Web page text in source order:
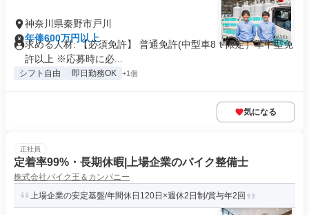
神奈川県秦野市戸川
年俸600万円以上
求める人材: 【必須免許】 普通免許(中型車8ｔ限定）準中型免
許以上 ※応募時に必...
シフト自由 即日勤務OK +1個
気になる
正社員
定着率99%・長期休暇|上場企業のバイク整備士
株式会社バイク王＆カンパニー
上場企業の安定基盤/年間休日120日×週休2日制/賞与年2回